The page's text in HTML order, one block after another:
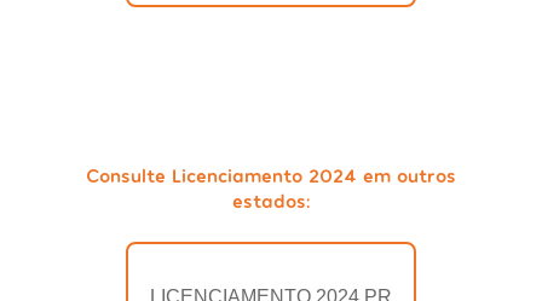
Consulte Licenciamento 2024 em outros
estados: